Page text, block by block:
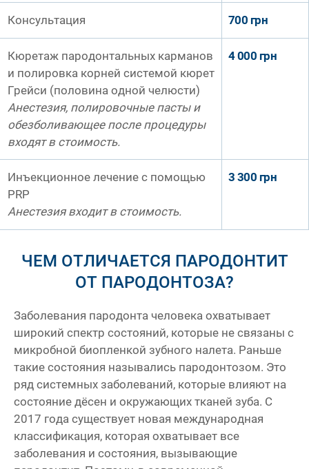
Консультация 700 грн
Кюретаж пародонтальных карманов
и полировка корней системой кюрет
Грейси (половина одной челюсти)
Анестезия, полировочные пасты и
обезболивающее после процедуры
входят в стоимость.
4 000 грн
Инъекционное лечение с помощью
PRP
Анестезия входит в стоимость.
3 300 грн
ЧЕМ ОТЛИЧАЕТСЯ ПАРОДОНТИТ
ОТ ПАРОДОНТОЗА?
Заболевания пародонта человека охватывает
широкий спектр состояний, которые не связаны с
микробной биопленкой зубного налета. Раньше
такие состояния назывались пародонтозом. Это
ряд системных заболеваний, которые влияют на
состояние дёсен и окружающих тканей зуба. С
2017 года существует новая международная
классификация, которая охватывает все
заболевания и состояния, вызывающие